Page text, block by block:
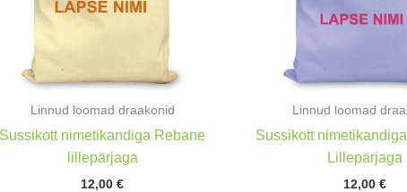
Linnud loomad draakonid
Sussikott nimetikandiga Rebane
lillepärjaga
12,00€
Linnud loomad
Sussikott
Lillepärjaga
12,00 €